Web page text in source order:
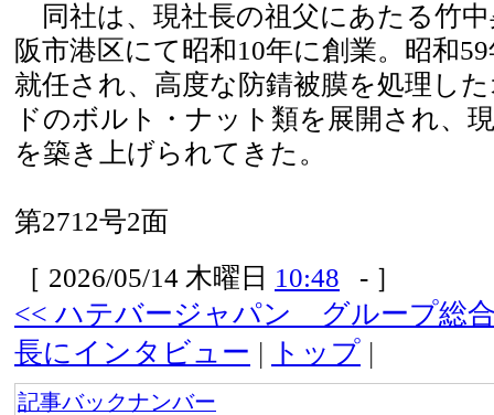
同社は、現社長の祖父にあたる竹
阪市港区にて昭和10年に創業。昭和
就任され、高度な防錆被膜を処理し
ドのボルト・ナット類を展開され、
を築き上げられてきた。
第2712号2面
［ 2026/05/14 木曜日 10:48 - ］
<< ハテバージャパン グループ総
長にインタビュー | トップ |
記事バックナンバー